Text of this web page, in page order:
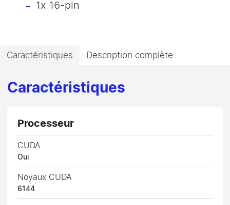
1x 16-pin
Caractéristiques Description complète
Caractéristiques
Processeur
CUDA
Oui
Noyaux CUDA
6144